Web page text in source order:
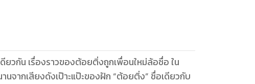
ยวกัน เรื่องราวของต้อยติ่งถูกเพื่อนใหม่ล้อชื่อ ใน
จากเสียงดังเป๊าะแป๊ะของฝัก “ต้อยติ่ง” ชื่อเดียวกับ